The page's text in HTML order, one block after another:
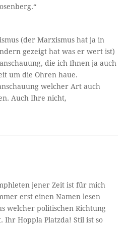
(der Marxismus hat ja in
gezeigt hat was er wert ist)
die ich Ihnen ja auch
um die Ohren haue.
welcher Art auch
Auch Ihre nicht,
jener Zeit ist für mich
erst einen Namen lesen
welcher politischen Richtung
Ihr Hoppla Platzda! Stil ist so